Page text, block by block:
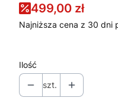
499,00 zł
Najniższa cena z 30 dni
Ilość
szt.